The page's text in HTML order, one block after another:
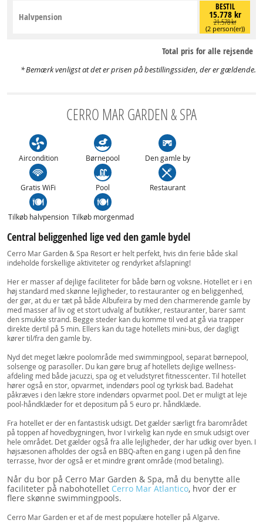
BESTIL
15.778 kr
21.578 kr
(2 person(er))
Halvpension
Total pris for alle rejsende
Bemærk venligst at det er prisen på bestillingssiden, der er gældende.
CERRO MAR GARDEN & SPA
Aircondition Børnepool Den gamle by
Gratis WiFi Pool Restaurant
Tilkøb halvpension Tilkøb morgenmad
Central beliggenhed lige ved den gamle bydel
Cerro Mar Garden & Spa Resort er helt perfekt, hvis din ferie både skal
indeholde forskellige aktiviteter og rendyrket afslapning!
Her er masser af dejlige faciliteter for både børn og voksne. Hotellet er i en
høj standard med skønne lejligheder, to restauranter og en beliggenhed,
der gør, at du er tæt på både Albufeira by med den charmerende gamle by
med masser af liv og et stort udvalg af butikker, restauranter, barer samt
den smukke strand. Begge steder kan du komme til ved at gå via trapper
direkte dertil på 5 min. Ellers kan du tage hotellets mini-bus, der dagligt
kører til/fra den gamle by.
Nyd det meget lækre poolområde med swimmingpool, separat børnepool,
solsenge og parasoller. Du kan gøre brug af hotellets dejlige wellness-
afdeling med både jacuzzi, spa og et veludstyret fitnesscenter. Til hotellet
hører også en stor, opvarmet, indendørs pool og tyrkisk bad. Badehat
påkræves i den lækre store indendørs opvarmet pool. Det er muligt at leje
pool-håndklæder for et depositum på 5 euro pr. håndklæde.
Fra hotellet er der en fantastisk udsigt. Det gælder særligt fra barområdet
på toppen af hovedbygningen, hvor I virkelig kan nyde en smuk udsigt over
hele området. Det gælder også fra alle lejligheder, der har udkig over byen. I
højsæsonen afholdes der også en BBQ-aften en gang i ugen på den fine
terrasse, hvor der også er et mindre grønt område (mod betaling).
Når du bor på Cerro Mar Garden & Spa, må du benytte alle
faciliteter på nabohotellet Cerro Mar Atlantico, hvor der er
flere skønne swimmingpools.
Cerro Mar Garden er et af de mest populære hoteller på Algarve.